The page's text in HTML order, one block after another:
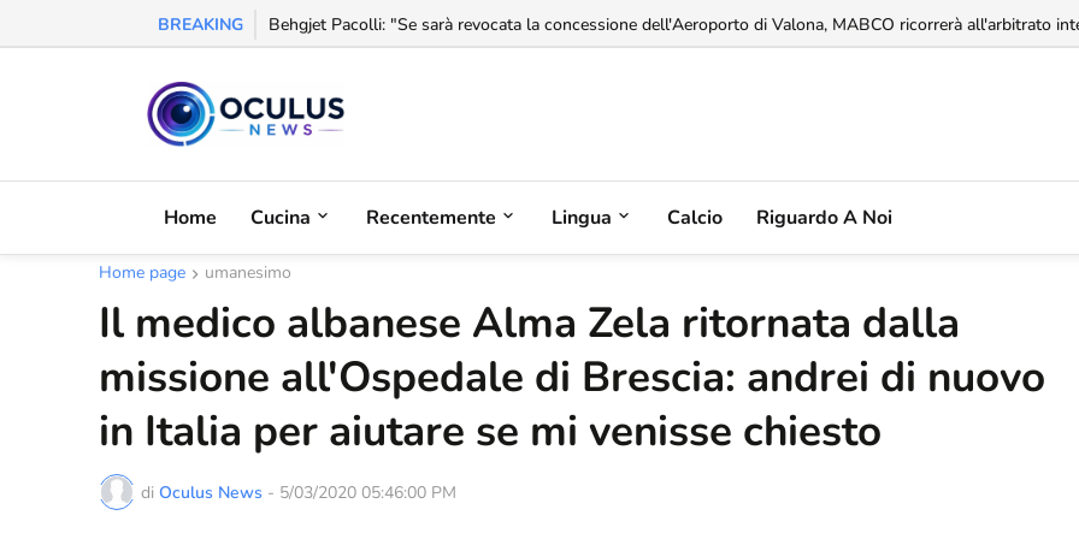
BREAKING Behgjet Pacolli: "Se sarà revocata la concessione dell'Aeroporto di Valona, MABCO ricorrerà all'arbitrato
L'Albania aumenta le importazioni alimentari del 14% mentre la produzione agricola continua a diminuire...
Home Cucina Recentemente Lingua Calcio Riguardo A Noi
Home page umanesimo
Il medico albanese Alma Zela ritornata dalla
missione all'Ospedale di Brescia: andrei di nuovo
in Italia per aiutare se mi venisse chiesto
di Oculus News - 5/03/2020 05:46:00 PM